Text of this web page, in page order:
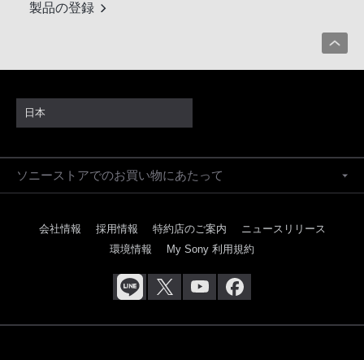
製品の登録
日本
ソニーストアでのお買い物にあたって
会社情報 採用情報 特約店のご案内
ニュースリリース
環境情報
My Sony 利用規約